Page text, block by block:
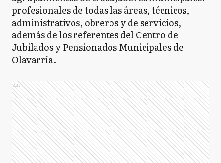
profesionales de todas las áreas, técnicos,
administrativos, obreros y de servicios,
además de los referentes del Centro de
Jubilados y Pensionados Municipales de
Olavarría.
Ads